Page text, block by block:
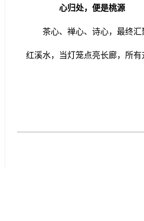
心归处，便是桃源
茶心、禅心、诗心，最终
红溪水，当灯笼点亮长廊，所